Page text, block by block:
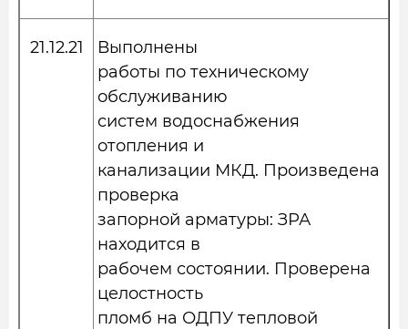
21.12.21
Выполнены
работы по техническому
обслуживанию
систем водоснабжения
отопления и
канализации МКД. Произведена
проверка
запорной арматуры: ЗРА
находится в
рабочем состоянии. Проверена
целостность
пломб на ОДПУ тепловой